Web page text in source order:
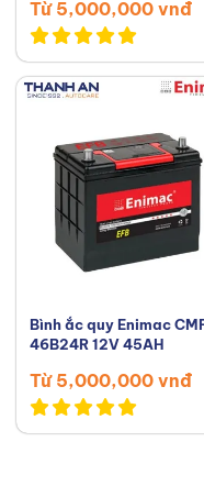
Từ 5,000,000 vnđ
Bình ắc quy Enimac
46B24R 12V 45AH
Từ 5,000,000 vnđ